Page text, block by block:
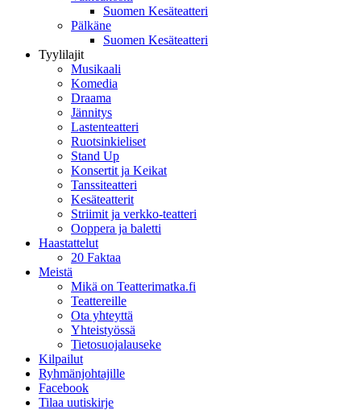
Suomen Kesäteatteri
Pälkäne
Suomen Kesäteatteri
Tyylilajit
Musikaali
Komedia
Draama
Jännitys
Lastenteatteri
Ruotsinkieliset
Stand Up
Konsertit ja Keikat
Tanssiteatteri
Kesäteatterit
Striimit ja verkko-teatteri
Ooppera ja baletti
Haastattelut
20 Faktaa
Meistä
Mikä on Teatterimatka.fi
Teattereille
Ota yhteyttä
Yhteistyössä
Tietosuojalauseke
Kilpailut
Ryhmänjohtajille
Facebook
Tilaa uutiskirje